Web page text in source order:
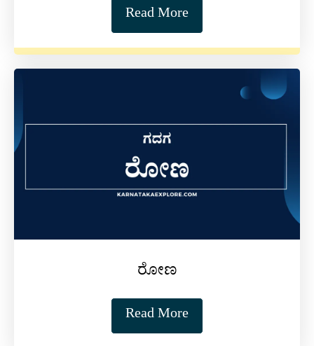
Read More
ರೋಣ
Read More